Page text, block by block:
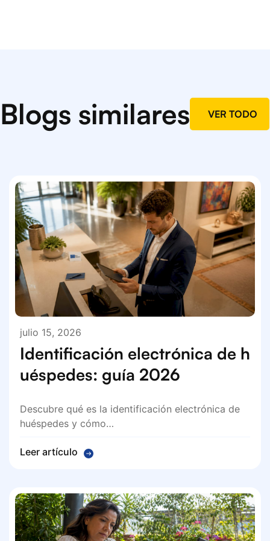
Blogs similares VER TODO
julio 15, 2026
Identificación electrónica de h
uéspedes: guía 2026
Descubre qué es la identificación electrónica de
huéspedes y cómo…
Leer artículo